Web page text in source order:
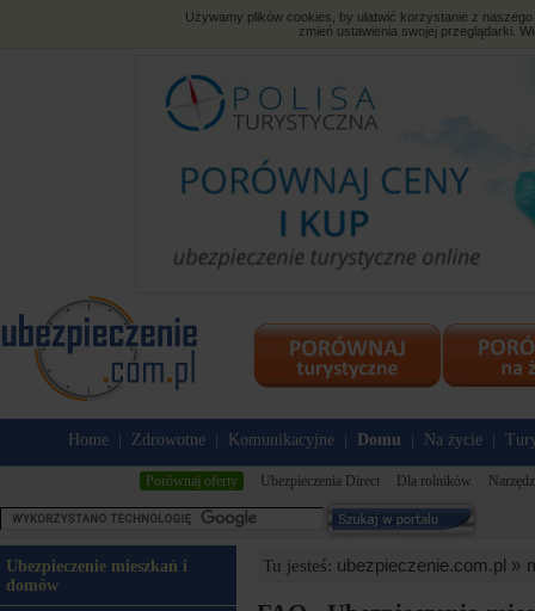
Używamy plików cookies, by ułatwić korzystanie z
zmień ustawienia swojej przeglądarki.
Home Zdrowotne Komunikacyjne Domu Na życie
Porównaj oferty Ubezpieczenia Direct Dla rolników
Ubezpieczenie mieszkań i
domów
Tu jesteś: ubezpieczenie.com.pl »